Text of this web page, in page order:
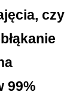
czy
99%